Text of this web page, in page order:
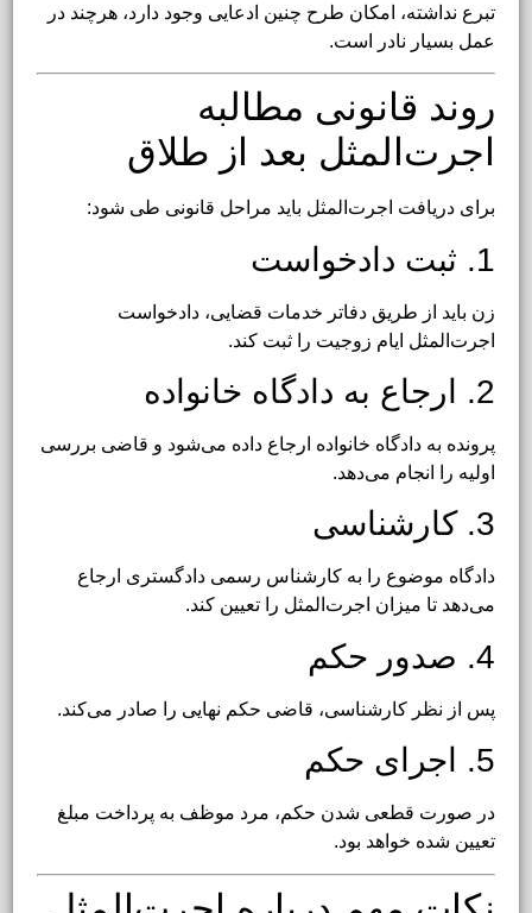
تبرع نداشته، امکان طرح چنین ادعایی وجود دارد، هرچند در
عمل بسیار نادر است.
روند قانونی مطالبه
اجرت‌المثل بعد از طلاق
برای دریافت اجرت‌المثل باید مراحل قانونی طی شود:
1. ثبت دادخواست
زن باید از طریق دفاتر خدمات قضایی، دادخواست
اجرت‌المثل ایام زوجیت را ثبت کند.
2. ارجاع به دادگاه خانواده
پرونده به دادگاه خانواده ارجاع داده می‌شود و قاضی بررسی
اولیه را انجام می‌دهد.
3. کارشناسی
دادگاه موضوع را به کارشناس رسمی دادگستری ارجاع
می‌دهد تا میزان اجرت‌المثل را تعیین کند.
4. صدور حکم
پس از نظر کارشناسی، قاضی حکم نهایی را صادر می‌کند.
5. اجرای حکم
در صورت قطعی شدن حکم، مرد موظف به پرداخت مبلغ
تعیین شده خواهد بود.